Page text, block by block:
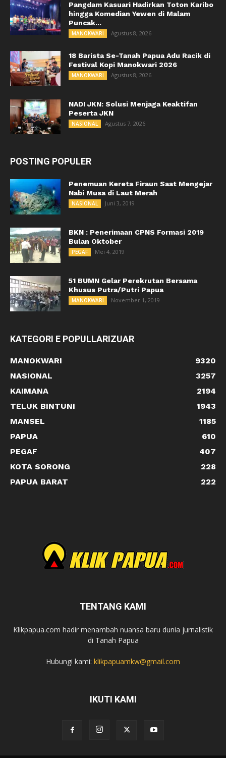
Pangdam Kasuari Hadirkan Toton Karibo
hingga Komedian Yewen di Malam
Puncak...
MANOKWARI Agustus 8, 2026
18 Barista Se-Tanah Papua Adu Racik di
Festival Kopi Manokwari 2026
MANOKWARI Agustus 8, 2026
NADI JKN: Solusi Menjaga Keaktifan
Peserta JKN
NASIONAL Agustus 7, 2026
POSTING POPULER
Penemuan Kereta Firaun Saat Mengejar
Nabi Musa di Laut Merah
NASIONAL Juni 3, 2019
BKN : Penerimaan CPNS Formasi 2019
Bulan Oktober
PEGAF Mei 4, 2019
51 BUMN Gelar Perekrutan Bersama
Khusus Putra/Putri Papua
MANOKWARI November 1, 2019
KATEGORI E POPULLARIZUAR
MANOKWARI
9320
NASIONAL
3257
KAIMANA
2194
TELUK BINTUNI
1943
MANSEL
1185
PAPUA
610
PEGAF
407
KOTA SORONG
228
PAPUA BARAT
222
TENTANG KAMI
Klikpapua.com hadir menambah nuansa baru dunia jurnalistik
di Tanah Papua
Hubungi kami: klikpapuamkw@gmail.com
IKUTI KAMI